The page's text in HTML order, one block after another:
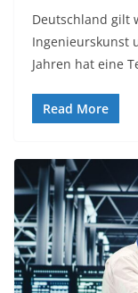
Deutschland gilt
Ingenieurskunst
Jahren hat eine
Read More